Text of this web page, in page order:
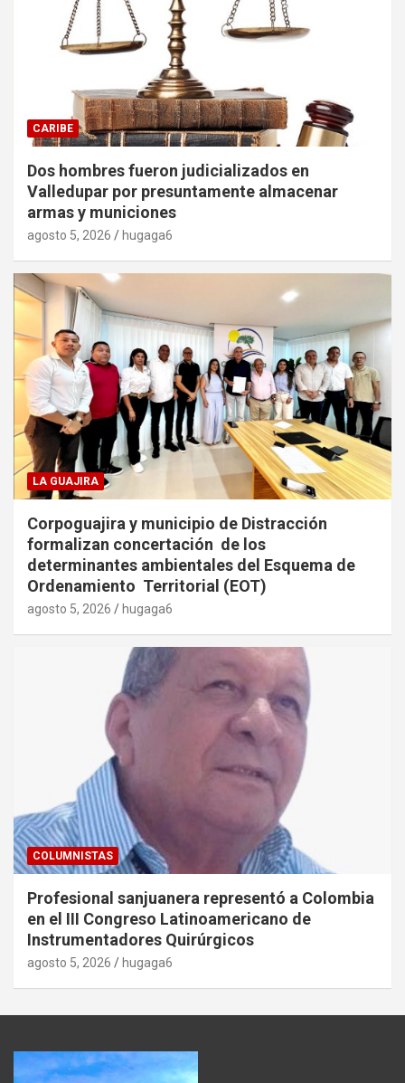
CARIBE
Dos hombres fueron judicializados en
Valledupar por presuntamente almacenar
armas y municiones
agosto 5, 2026 hugaga6
LA GUAJIRA
Corpoguajira y municipio de Distracción
formalizan concertación de los
determinantes ambientales del Esquema de
Ordenamiento Territorial (EOT)
agosto 5, 2026 hugaga6
COLUMNISTAS
Profesional sanjuanera representó a Colombia
en el III Congreso Latinoamericano de
Instrumentadores Quirúrgicos
agosto 5, 2026 hugaga6